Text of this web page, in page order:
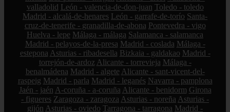
valladolid León - valencia-de-don-juan Toledo - toledo
Madrid - alcalá-de-henares León - garrafe-de-torío Santa-
cruz-de-tenerife - granadilla-de-abona Pontevedra - vigo
Huelva - lepe Málaga - málaga Salamanca - salamanca
Madrid - pelayos-de-la-presa Madrid - coslada Málaga -
estepona Asturias - ribadesella Bizkaia - galdakao Madrid -
torrejón-de-ardoz Alicante - torrevieja Málaga -
benalmádena Madrid - algete Alicante - sant-vicent-del-
raspeig Madrid - parla Madrid - leganés Navarra - pamplona
Jaén - jaén A-coruña - a-coruña Alicante - benidorm Girona
- figueres Zaragoza - zaragoza Asturias - noreña Asturias -
gijón Asturias - oviedo Tarragona - tarragona Madrid -